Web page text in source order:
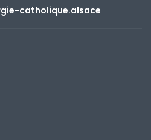
catholique.alsace